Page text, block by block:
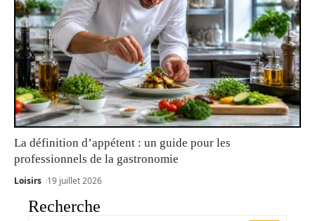
La définition d’appétent : un guide pour les
professionnels de la gastronomie
Loisirs 19 juillet 2026
Recherche